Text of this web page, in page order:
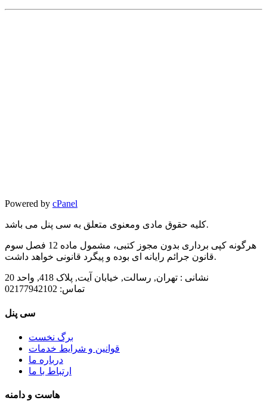
Powered by cPanel
کلیه حقوق مادی ومعنوی متعلق به سی پنل می باشد.
هرگونه کپی برداری بدون مجوز کتبی، مشمول ماده 12 فصل سوم
قانون جرائم رایانه ای بوده و پیگرد قانونی خواهد داشت.
نشانی : تهران, رسالت, خیابان آیت, پلاک 418, واحد 20
تماس:
سی پنل
برگ نخست
قوانین و شرایط خدمات
درباره ما
ارتباط با ما
هاست و دامنه